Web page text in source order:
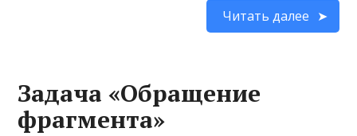
Читать далее
Задача «Обращение
фрагмента»